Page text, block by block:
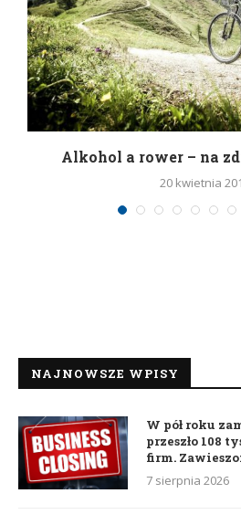
Alkohol a rower – na
20 kwietnia
NAJNOWSZE WPISY
W pół roku
przeszło 108
firm.
7 sierpnia 2026